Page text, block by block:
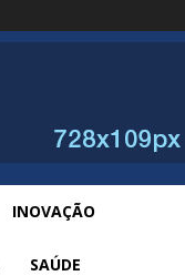
INOVAÇÃO
SAÚDE